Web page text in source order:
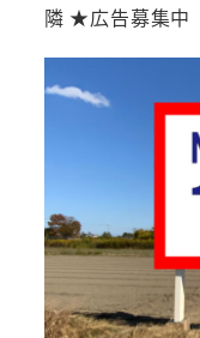
隣 ★広告募集中